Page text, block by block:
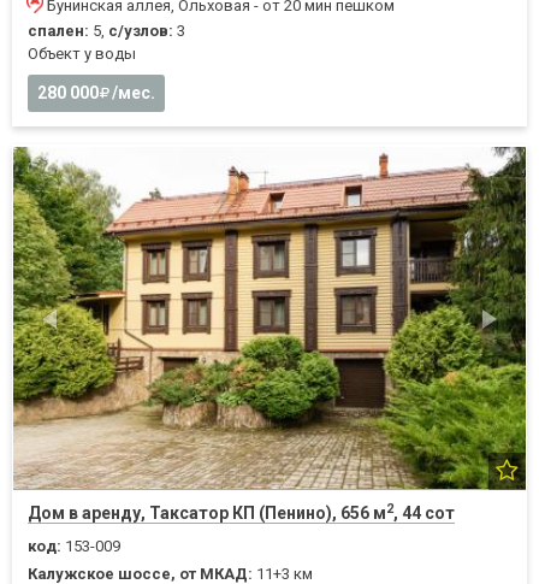
Бунинская аллея, Ольховая - от 20 мин пешком
спален: 5, с/узлов: 3
Объект у воды
280 000 /мес.
Дом в аренду, Таксатор КП (Пенино), 656 м2, 44 сот
код: 153-009
Калужское шоссе, от МКАД: 11+3 км